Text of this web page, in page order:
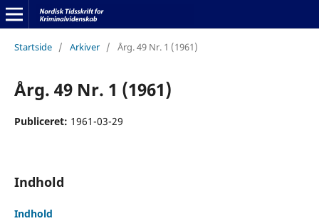
Startside / Arkiver / Årg. 49 Nr. 1 (1961)
Årg. 49 Nr. 1 (1961)
Publiceret: 1961-03-29
Indhold
Indhold